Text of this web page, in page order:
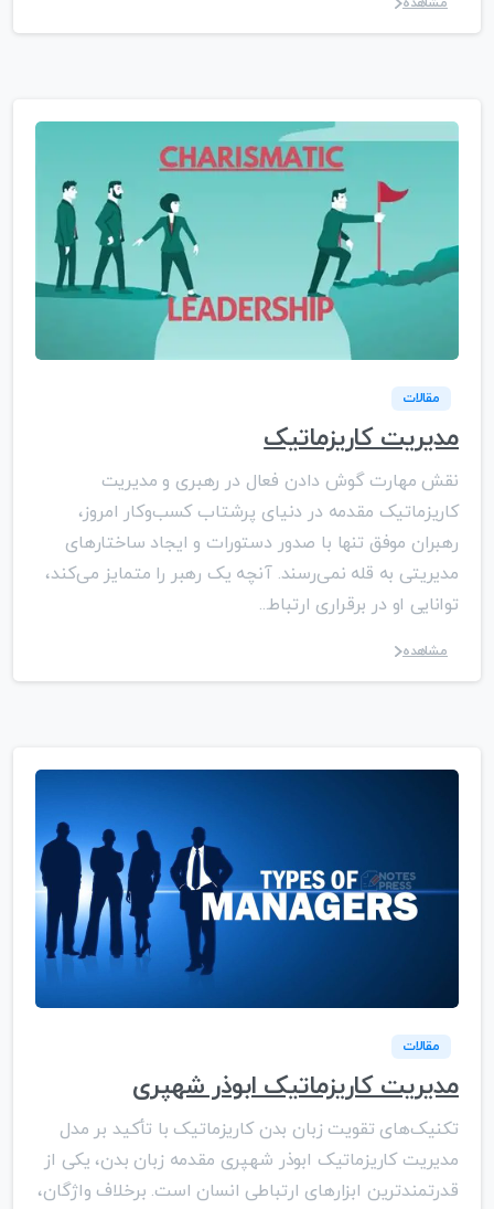
مقالات
مدیریت کاریزماتیک
نقش مهارت گوش دادن فعال در رهبری و مدیریت
کاریزماتیک مقدمه در دنیای پرشتاب کسب‌وکار امروز،
رهبران موفق تنها با صدور دستورات و ایجاد ساختارهای
مدیریتی به قله نمی‌رسند. آنچه یک رهبر را متمایز می‌کند،
توانایی او در برقراری ارتباط...
مشاهده
مقالات
مدیریت کاریزماتیک ابوذر شهپری
تکنیک‌های تقویت زبان بدن کاریزماتیک با تأکید بر مدل
مدیریت کاریزماتیک ابوذر شهپری مقدمه زبان بدن، یکی از
قدرتمندترین ابزارهای ارتباطی انسان است. برخلاف واژگان،